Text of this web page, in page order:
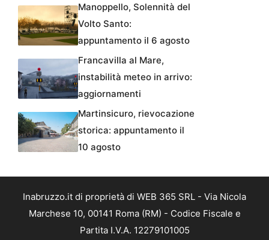
Manoppello, Solennità del
Volto Santo:
appuntamento il 6 agosto
Francavilla al Mare,
instabilità meteo in arrivo:
aggiornamenti
Martinsicuro, rievocazione
storica: appuntamento il
10 agosto
Inabruzzo.it di proprietà di WEB 365 SRL - Via Nicola
Marchese 10, 00141 Roma (RM) - Codice Fiscale e
Partita I.V.A. 12279101005